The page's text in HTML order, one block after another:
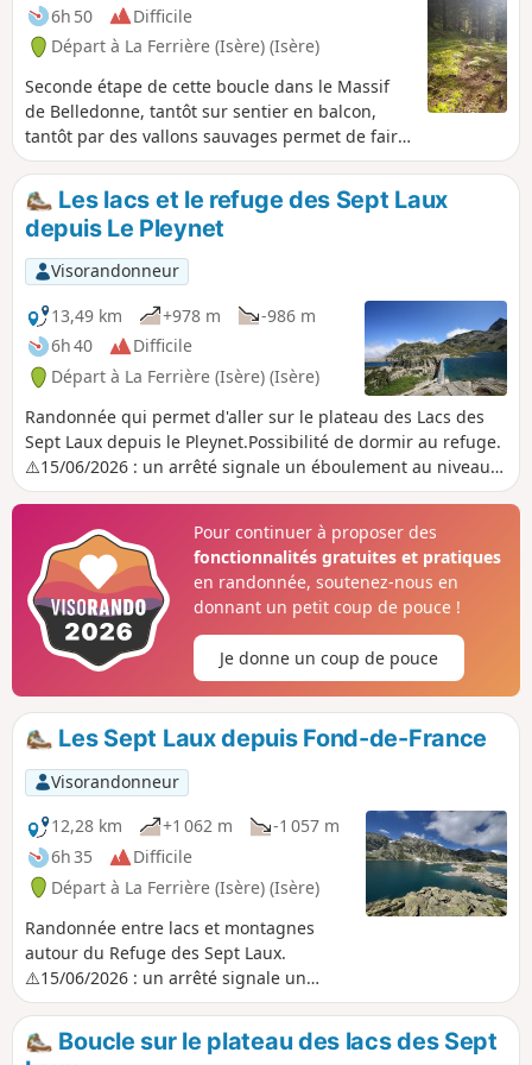
6h 50
Difficile
Départ à La Ferrière (Isère) (Isère)
Seconde étape de cette boucle dans le Massif
de Belledonne, tantôt sur sentier en balcon,
tantôt par des vallons sauvages permet de faire
le tour du massif d'Allevard. ⚠️15/06/2026 : un
arrêté signale un éboulement au niveau du cul
de la vieille entre 2 et 3, ne permettant pas de
suivre cet itinéraire. Il faut contourner par le
GR®738. Merci de nous indiquer dans les
messages si vous avez des informations
concernant la levée de cet arrêté.
Les lacs et le refuge des Sept Laux
depuis Le Pleynet
Visorandonneur
13,49 km
+978 m
-986 m
6h 40
Difficile
Départ à La Ferrière (Isère) (Isère)
Randonnée qui permet d'aller sur le plateau des Lacs des
Sept Laux depuis le Pleynet.Possibilité de dormir au refuge.
⚠️15/06/2026 : un arrêté signale un éboulement au niveau
du cul de la vieille entre 4 et 5, ne permettant pas de suivre
Merci de nous indiquer dans les messages si vous avez des
informations concernant la levée de cet arrêté.
Pour continuer à proposer des
fonctionnalités gratuites et pratiques
en randonnée, soutenez-nous en
donnant un petit coup de pouce !
Je donne un coup de pouce
Les Sept Laux depuis Fond-de-France
Visorandonneur
12,28 km
+1 062 m
-1 057 m
6h 35
Difficile
Départ à La Ferrière (Isère) (Isère)
Randonnée entre lacs et montagnes
autour du Refuge des Sept Laux.
⚠️15/06/2026 : un arrêté signale un
éboulement au niveau du cul de la
vieille entre 7 et 3, ne permettant pas de
suivre cet itinéraire. Il faut contourner
Boucle sur le plateau des lacs des Sept